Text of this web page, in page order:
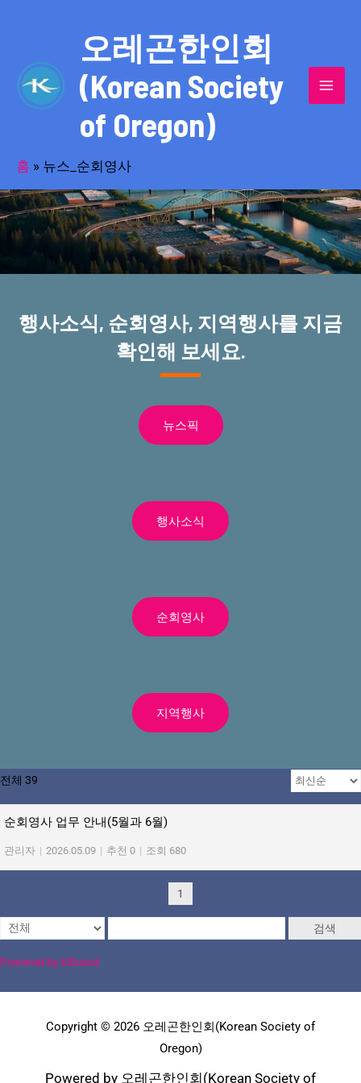
오레곤한인회
(Korean Society
of Oregon)
홈 » 뉴스_순회영사
반세기의 세월을 품고 동포사회를 섬겨온
오레곤한인회!
행사소식, 순회영사, 지역행사를 지금
확인해 보세요.
뉴스픽
행사소식
순회영사
지역행사
전체 39
순회영사 업무 안내(5월과 6월)
관리자 | 2026.05.09 | 추천 0 | 조회 680
1
검색
Powered by KBoard
Copyright © 2026 오레곤한인회(Korean Society of
Oregon)
Powered by 오레곤한인회(Korean Society of